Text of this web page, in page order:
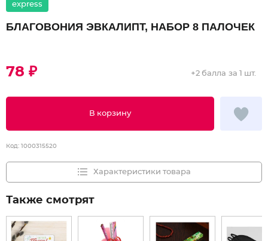
express
БЛАГОВОНИЯ ЭВКАЛИПТ, НАБОР 8 ПАЛОЧЕК
78 ₽
В корзину
+2 балла за 1 шт.
Код: 1000315520
Характеристики товара
Также смотрят